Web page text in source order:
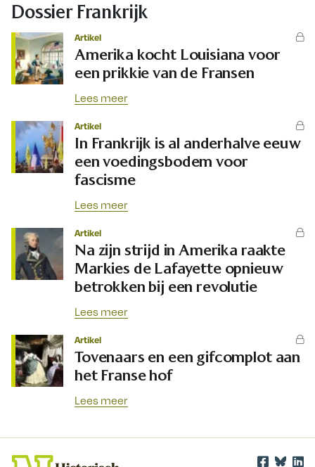
Dossier Frankrijk
Artikel
Amerika kocht Louisiana voor
een prikkie van de Fransen
Lees meer
Artikel
In Frankrijk is al anderhalve eeuw
een voedingsbodem voor
fascisme
Lees meer
Artikel
Na zijn strijd in Amerika raakte
Markies de Lafayette opnieuw
betrokken bij een revolutie
Lees meer
Artikel
Tovenaars en een gifcomplot aan
het Franse hof
Lees meer